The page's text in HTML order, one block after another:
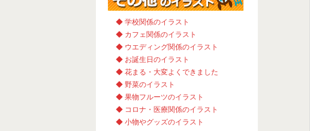
◆ 学校関係のイラスト
◆ カフェ関係のイラスト
◆ ウエディング関係のイラスト
◆ お誕生日のイラスト
◆ 花まる・大変よくできました
◆ 野菜のイラスト
◆ 果物フルーツのイラスト
◆ コロナ・医療関係のイラスト
◆ 小物やグッズのイラスト